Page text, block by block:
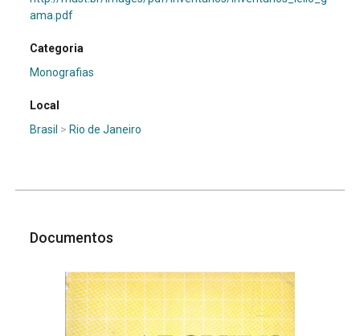
ama.pdf
Categoria
Monografias
Local
Brasil > Rio de Janeiro
Documentos